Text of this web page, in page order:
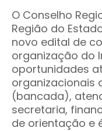
O Conselho
Região do
novo edital de
organização do
oportunidades
organizacionais
(bancada),
secretaria,
de orientação e